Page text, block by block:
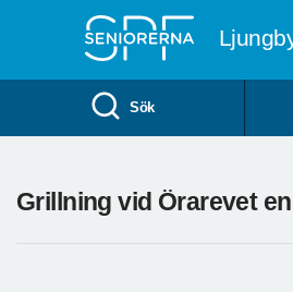
Sök
Grillning vid Örarevet